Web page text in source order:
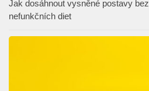
Jak dosáhnout vysněné postavy
nefunkčních diet